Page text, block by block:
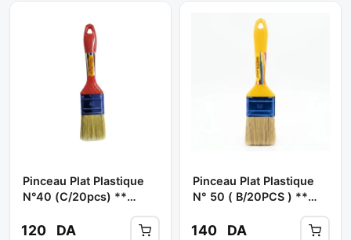
Pinceau Plat Plastique
N°40 (C/20pcs) **
120 DA
Pinceau Plat Plastique
N° 50 ( B/20PCS ) **
140 DA